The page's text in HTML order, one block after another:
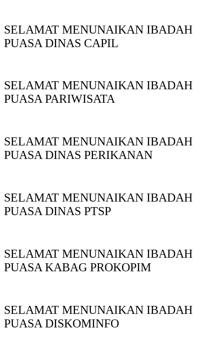
SELAMAT MENUNAIKAN IBADAH
PUASA DINAS CAPIL
SELAMAT MENUNAIKAN IBADAH
PUASA PARIWISATA
SELAMAT MENUNAIKAN IBADAH
PUASA DINAS PERIKANAN
SELAMAT MENUNAIKAN IBADAH
PUASA DINAS PTSP
SELAMAT MENUNAIKAN IBADAH
PUASA KABAG PROKOPIM
SELAMAT MENUNAIKAN IBADAH
PUASA DISKOMINFO